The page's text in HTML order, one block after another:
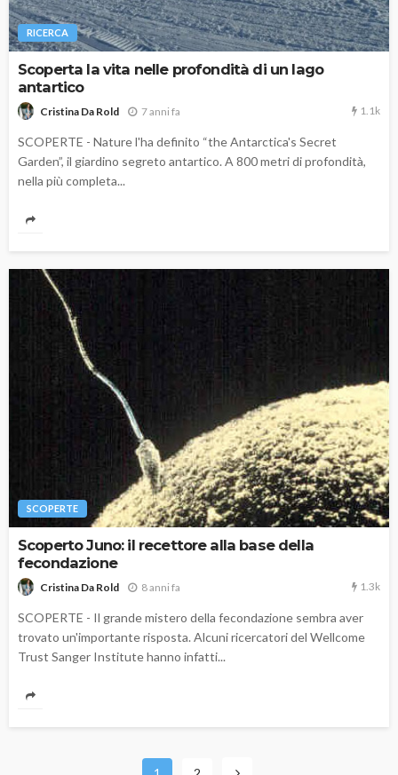
RICERCA
Scoperta la vita nelle profondità di un lago
antartico
Cristina Da Rold 7 anni fa 1.1k
SCOPERTE - Nature l'ha definito “the Antarctica's Secret
Garden”, il giardino segreto antartico. A 800 metri di profondità,
nella più completa...
SCOPERTE
Scoperto Juno: il recettore alla base della
fecondazione
Cristina Da Rold 8 anni fa 1.3k
SCOPERTE - Il grande mistero della fecondazione sembra aver
trovato un'importante risposta. Alcuni ricercatori del Wellcome
Trust Sanger Institute hanno infatti...